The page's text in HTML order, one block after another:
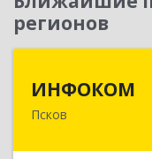
регионов
ИНФОКОМ
Псков180000,